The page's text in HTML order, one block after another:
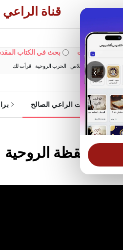
‹
قناة
في الويبسايت بحث في الكتاب
خبزنا اليومي الخلاص الحرب الروحية قرأت لك
خدمات الراعي الصالح
| اليقظة الروحية